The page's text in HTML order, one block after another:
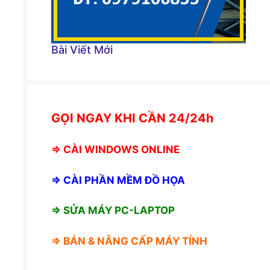
Bài Viết Mới
GỌI NGAY KHI CẦN 24/24h
⇒ CÀI WINDOWS ONLINE
⇒ CÀI PHẦN MỀM ĐỒ HỌA
⇒ SỬA MÁY PC-LAPTOP
⇒ BÁN & NÂNG CẤP MÁY TÍNH